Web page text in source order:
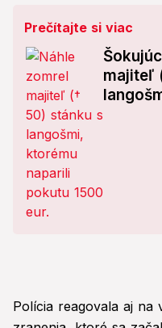
Prečítajte si viac
majiteľ
Polícia reagovala aj na